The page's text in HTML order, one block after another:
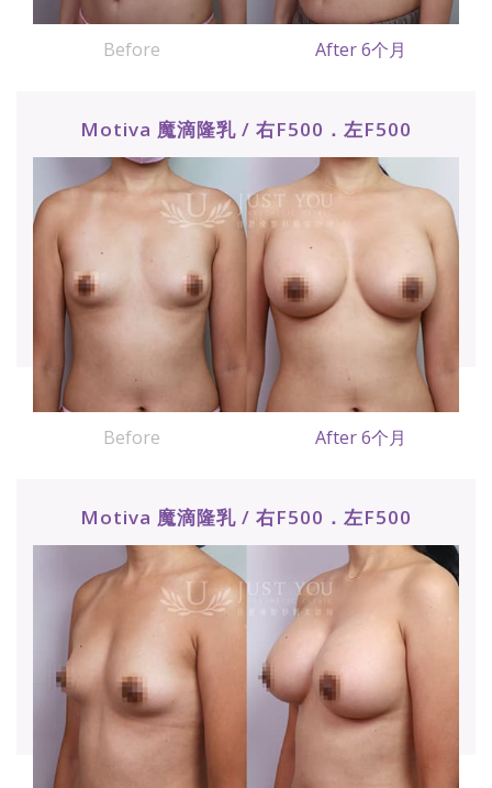
Before After 6个月
Motiva 魔滴隆乳 / 右F500．左F500
Before After 6个月
Motiva 魔滴隆乳 / 右F500．左F500